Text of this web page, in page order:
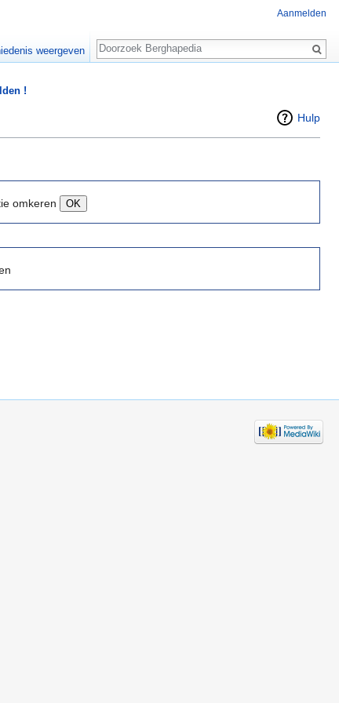
!
Hulp
omkeren
Aanmelden
weergeven
Zoeken